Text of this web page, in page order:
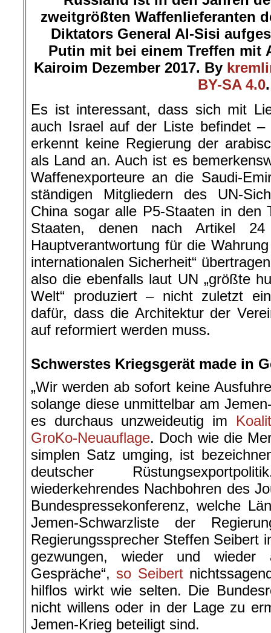
zweitgrößten Waffenlieferanten
Diktators General Al-Sisi
Putin mit bei einem Treffen mit
Kairoim Dezember 2017. By
BY-SA 4.0.
Es ist interessant, dass sich mit
auch Israel auf der Liste befindet
erkennt keine Regierung der
als Land an. Auch ist es
Waffenexporteure an die Saudi-
ständigen Mitgliedern des UN-
China sogar alle P5-Staaten in den
Staaten, denen nach Artikel
Hauptverantwortung für die
internationalen Sicherheit“
also die ebenfalls laut UN „größte
Welt“ produziert – nicht zuletzt
dafür, dass die Architektur der
auf reformiert werden muss.
Schwerstes Kriegsgerät made in
„Wir werden ab sofort keine
solange diese unmittelbar am
es durchaus unzweideutig im
GroKo-Neuauflage. Doch wie die
simplen Satz umging, ist
deutscher
wiederkehrendes Nachbohren des
Bundespressekonferenz, welche
Jemen-Schwarzliste der
Regierungssprecher Steffen Seibert
gezwungen, wieder und wieder
Gespräche“, so Seibert
hilflos wirkt wie selten. Die
nicht willens oder in der Lage zu
Jemen-Krieg beteiligt sind.